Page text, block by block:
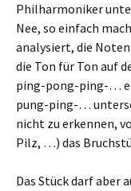
Philharmoniker
Nee, so einfach
analysiert, die
die Ton für Ton auf
ping-pong-ping-…
pung-ping-…
nicht zu erkennen,
Pilz, …) das
Das Stück darf aber